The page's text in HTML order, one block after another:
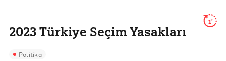
2023 Türkiye Seçim Yasakları
1'
Politika